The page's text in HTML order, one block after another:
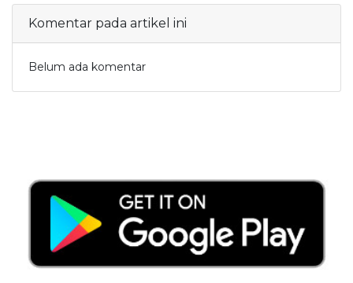
Komentar pada artikel ini
Belum ada komentar